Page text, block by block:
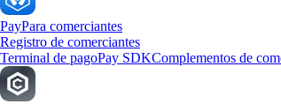
PayPara comerciantes
Registro de comerciantes
Terminal de pagoPay SDKComplementos de